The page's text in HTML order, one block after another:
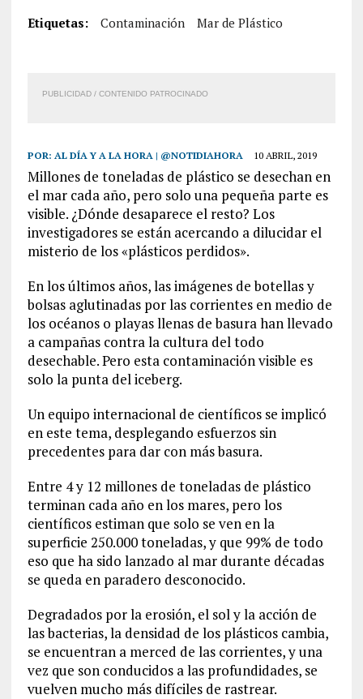
Etiquetas: Contaminación Mar de Plástico
PUBLICIDAD / CONTENIDO PATROCINADO
POR: AL DÍA Y A LA HORA | @NOTIDIAHORA 10 ABRIL, 2019
Millones de toneladas de plástico se desechan en
el mar cada año, pero solo una pequeña parte es
visible. ¿Dónde desaparece el resto? Los
investigadores se están acercando a dilucidar el
misterio de los «plásticos perdidos».
En los últimos años, las imágenes de botellas y
bolsas aglutinadas por las corrientes en medio de
los océanos o playas llenas de basura han llevado
a campañas contra la cultura del todo
desechable. Pero esta contaminación visible es
solo la punta del iceberg.
Un equipo internacional de científicos se implicó
en este tema, desplegando esfuerzos sin
precedentes para dar con más basura.
Entre 4 y 12 millones de toneladas de plástico
terminan cada año en los mares, pero los
científicos estiman que solo se ven en la
superficie 250.000 toneladas, y que 99% de todo
eso que ha sido lanzado al mar durante décadas
se queda en paradero desconocido.
Degradados por la erosión, el sol y la acción de
las bacterias, la densidad de los plásticos cambia,
se encuentran a merced de las corrientes, y una
vez que son conducidos a las profundidades, se
vuelven mucho más difíciles de rastrear.